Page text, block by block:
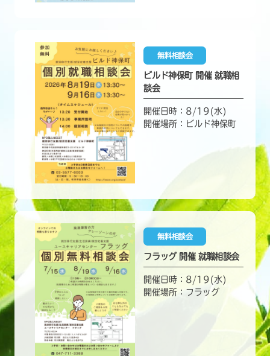
無料相談会
ビルド神保町 開催 就職相
談会
開催日時：8/19(水)
開催場所：ビルド神保町
無料相談会
フラッグ 開催 就職相談会
開催日時：8/19(水)
開催場所：フラッグ